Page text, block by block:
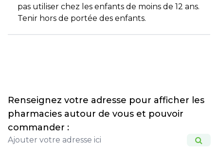
pas utiliser chez les enfants de moins de 12 ans.
Tenir hors de portée des enfants.
Renseignez votre adresse pour afficher les
pharmacies autour de vous et pouvoir
commander :